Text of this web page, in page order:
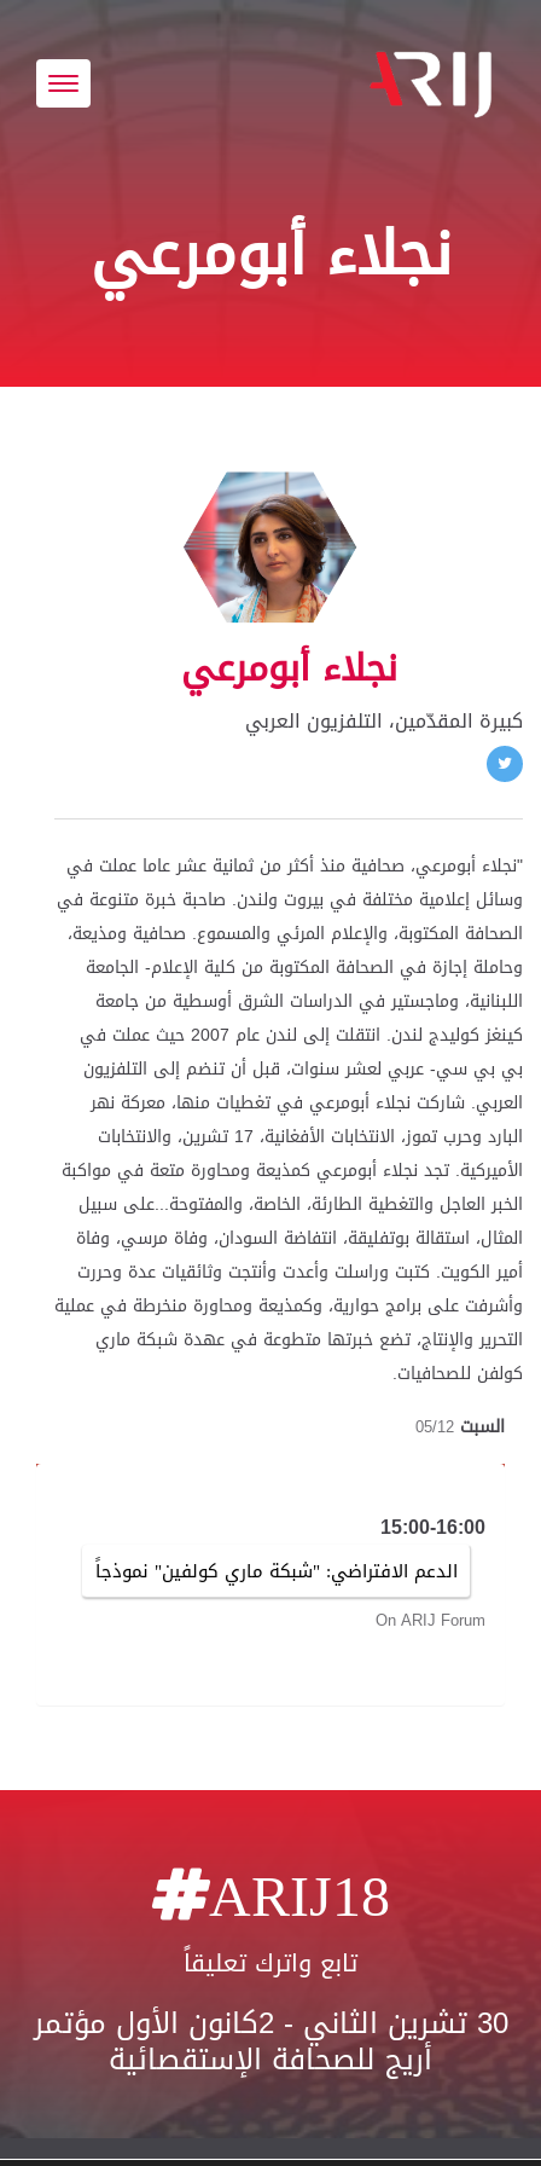
Toggle
نجلاء أبومرعي
نجلاء أبومرعي
كبيرة المقدّمين، التلفزيون العربي
"نجلاء أبومرعي، صحافية منذ أكثر من ثمانية عشر عاما عملت في
وسائل إعلامية مختلفة في بيروت ولندن. صاحبة خبرة متنوعة في
الصحافة المكتوبة، والإعلام المرئي والمسموع. صحافية ومذيعة،
وحاملة إجازة في الصحافة المكتوبة من كلية الإعلام- الجامعة
اللبنانية، وماجستير في الدراسات الشرق أوسطية من جامعة
كينغز كوليدج لندن. انتقلت إلى لندن عام 2007 حيث عملت في
بي بي سي- عربي لعشر سنوات، قبل أن تنضم إلى التلفزيون
العربي. شاركت نجلاء أبومرعي في تغطيات منها، معركة نهر
البارد وحرب تموز، الانتخابات الأفغانية، 17 تشرين، والانتخابات
الأميركية. تجد نجلاء أبومرعي كمذيعة ومحاورة متعة في مواكبة
الخبر العاجل والتغطية الطارئة، الخاصة، والمفتوحة...على سبيل
المثال، استقالة بوتفليقة، انتفاضة السودان، وفاة مرسي، وفاة
أمير الكويت. كتبت وراسلت وأعدت وأنتجت وثائقيات عدة وحررت
وأشرفت على برامج حوارية، وكمذيعة ومحاورة منخرطة في عملية
التحرير والإنتاج، تضع خبرتها متطوعة في عهدة شبكة ماري
كولفن للصحافيات.
السبت 05/12
15:00-16:00
الدعم الافتراضي: "شبكة ماري كولفين" نموذجاً
On ARIJ Forum
ARIJ18
تابع واترك تعليقاً
30 تشرين الثاني - 2كانون الأول مؤتمر
أريج للصحافة الإستقصائية